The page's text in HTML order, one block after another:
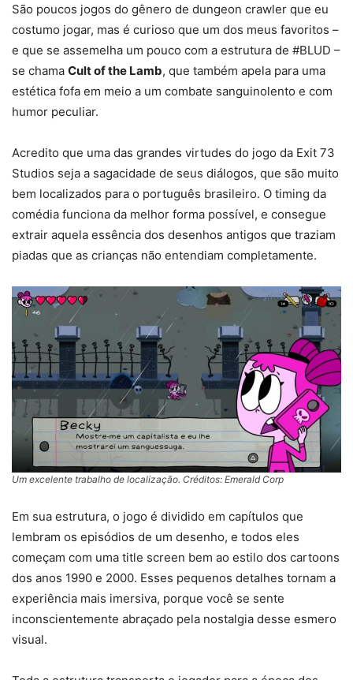
São poucos jogos do gênero de dungeon crawler que eu
costumo jogar, mas é curioso que um dos meus favoritos –
e que se assemelha um pouco com a estrutura de #BLUD –
se chama Cult of the Lamb, que também apela para uma
estética fofa em meio a um combate sanguinolento e com
humor peculiar.
Acredito que uma das grandes virtudes do jogo da Exit 73
Studios seja a sagacidade de seus diálogos, que são muito
bem localizados para o português brasileiro. O timing da
comédia funciona da melhor forma possível, e consegue
extrair aquela essência dos desenhos antigos que traziam
piadas que as crianças não entendiam completamente.
Um excelente trabalho de localização. Créditos: Emerald Corp
Em sua estrutura, o jogo é dividido em capítulos que
lembram os episódios de um desenho, e todos eles
começam com uma title screen bem ao estilo dos cartoons
dos anos 1990 e 2000. Esses pequenos detalhes tornam a
experiência mais imersiva, porque você se sente
inconscientemente abraçado pela nostalgia desse esmero
visual.